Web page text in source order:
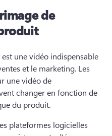
de
est une vidéo indispensable
et le marketing. Les
une vidéo de
changer en fonction de
du produit.
plateformes logicielles